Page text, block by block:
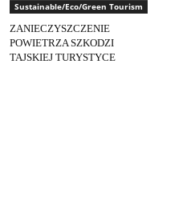
Sustainable/Eco/Green Tourism
ZANIECZYSZCZENIE
POWIETRZA SZKODZI
TAJSKIEJ TURYSTYCE